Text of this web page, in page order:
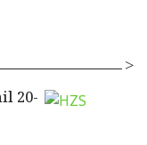
20-